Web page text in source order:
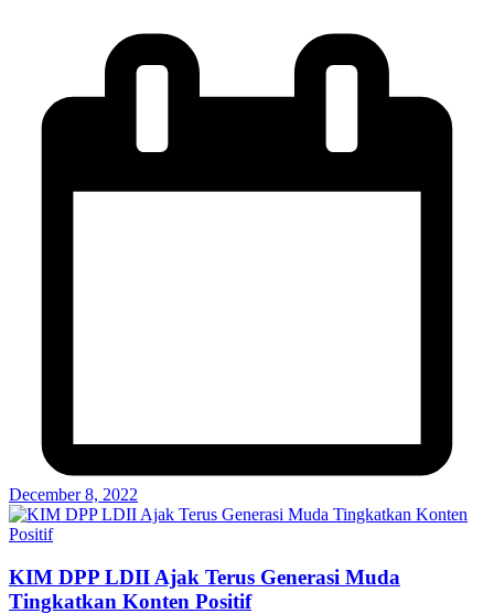
December 8, 2022
KIM DPP LDII Ajak Terus Generasi Muda
Tingkatkan Konten Positif